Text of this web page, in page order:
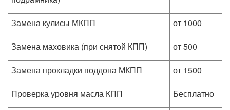
Замена кулисы МКПП
от 1000
Замена маховика (при снятой КПП)
от 500
Замена прокладки поддона МКПП
от 1500
Проверка уровня масла КПП
Бесплатно